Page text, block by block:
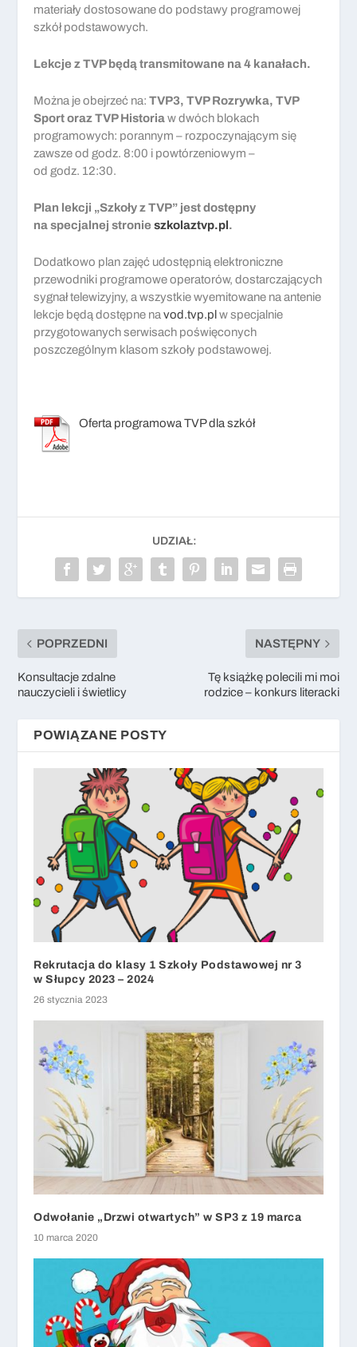
materiały dostosowane do podstawy programowej
szkół podstawowych.
Lekcje z TVP będą transmitowane na 4 kanałach.
Można je obejrzeć na:TVP3, TVP Rozrywka, TVP
Sport oraz TVP Historiaw dwóch blokach
programowych: porannym – rozpoczynającym się
zawsze od godz. 8:00 i powtórzeniowym –
od godz. 12:30.
Plan lekcji „Szkoły z TVP” jest dostępny
na specjalnej stronieszkolaztvp.pl.
Dodatkowo plan zajęć udostępnią elektroniczne
przewodniki programowe operatorów, dostarczających
sygnał telewizyjny, a wszystkie wyemitowane na antenie
lekcje będą dostępne navod.tvp.pl w specjalnie
przygotowanych serwisach poświęconych
poszczególnym klasom szkoły podstawowej.
Oferta programowa TVP dla szkół
UDZIAŁ:
POPRZEDNI
Konsultacje zdalne
nauczycieli i świetlicy
NASTĘPNY
Tę książkę polecili mi moi
rodzice – konkurs literacki
POWIĄZANE POSTY
Rekrutacja do klasy 1 Szkoły Podstawowej nr 3
w Słupcy 2023 – 2024
26 stycznia 2023
Odwołanie „Drzwi otwartych” w SP3 z 19 marca
10 marca 2020